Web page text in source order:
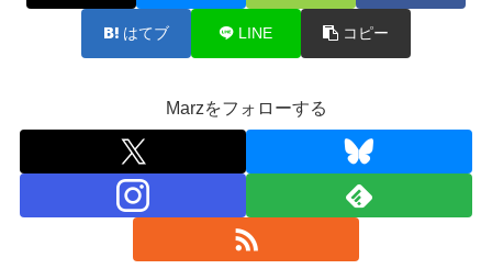
はてブ LINE コピー
Marzをフォローする